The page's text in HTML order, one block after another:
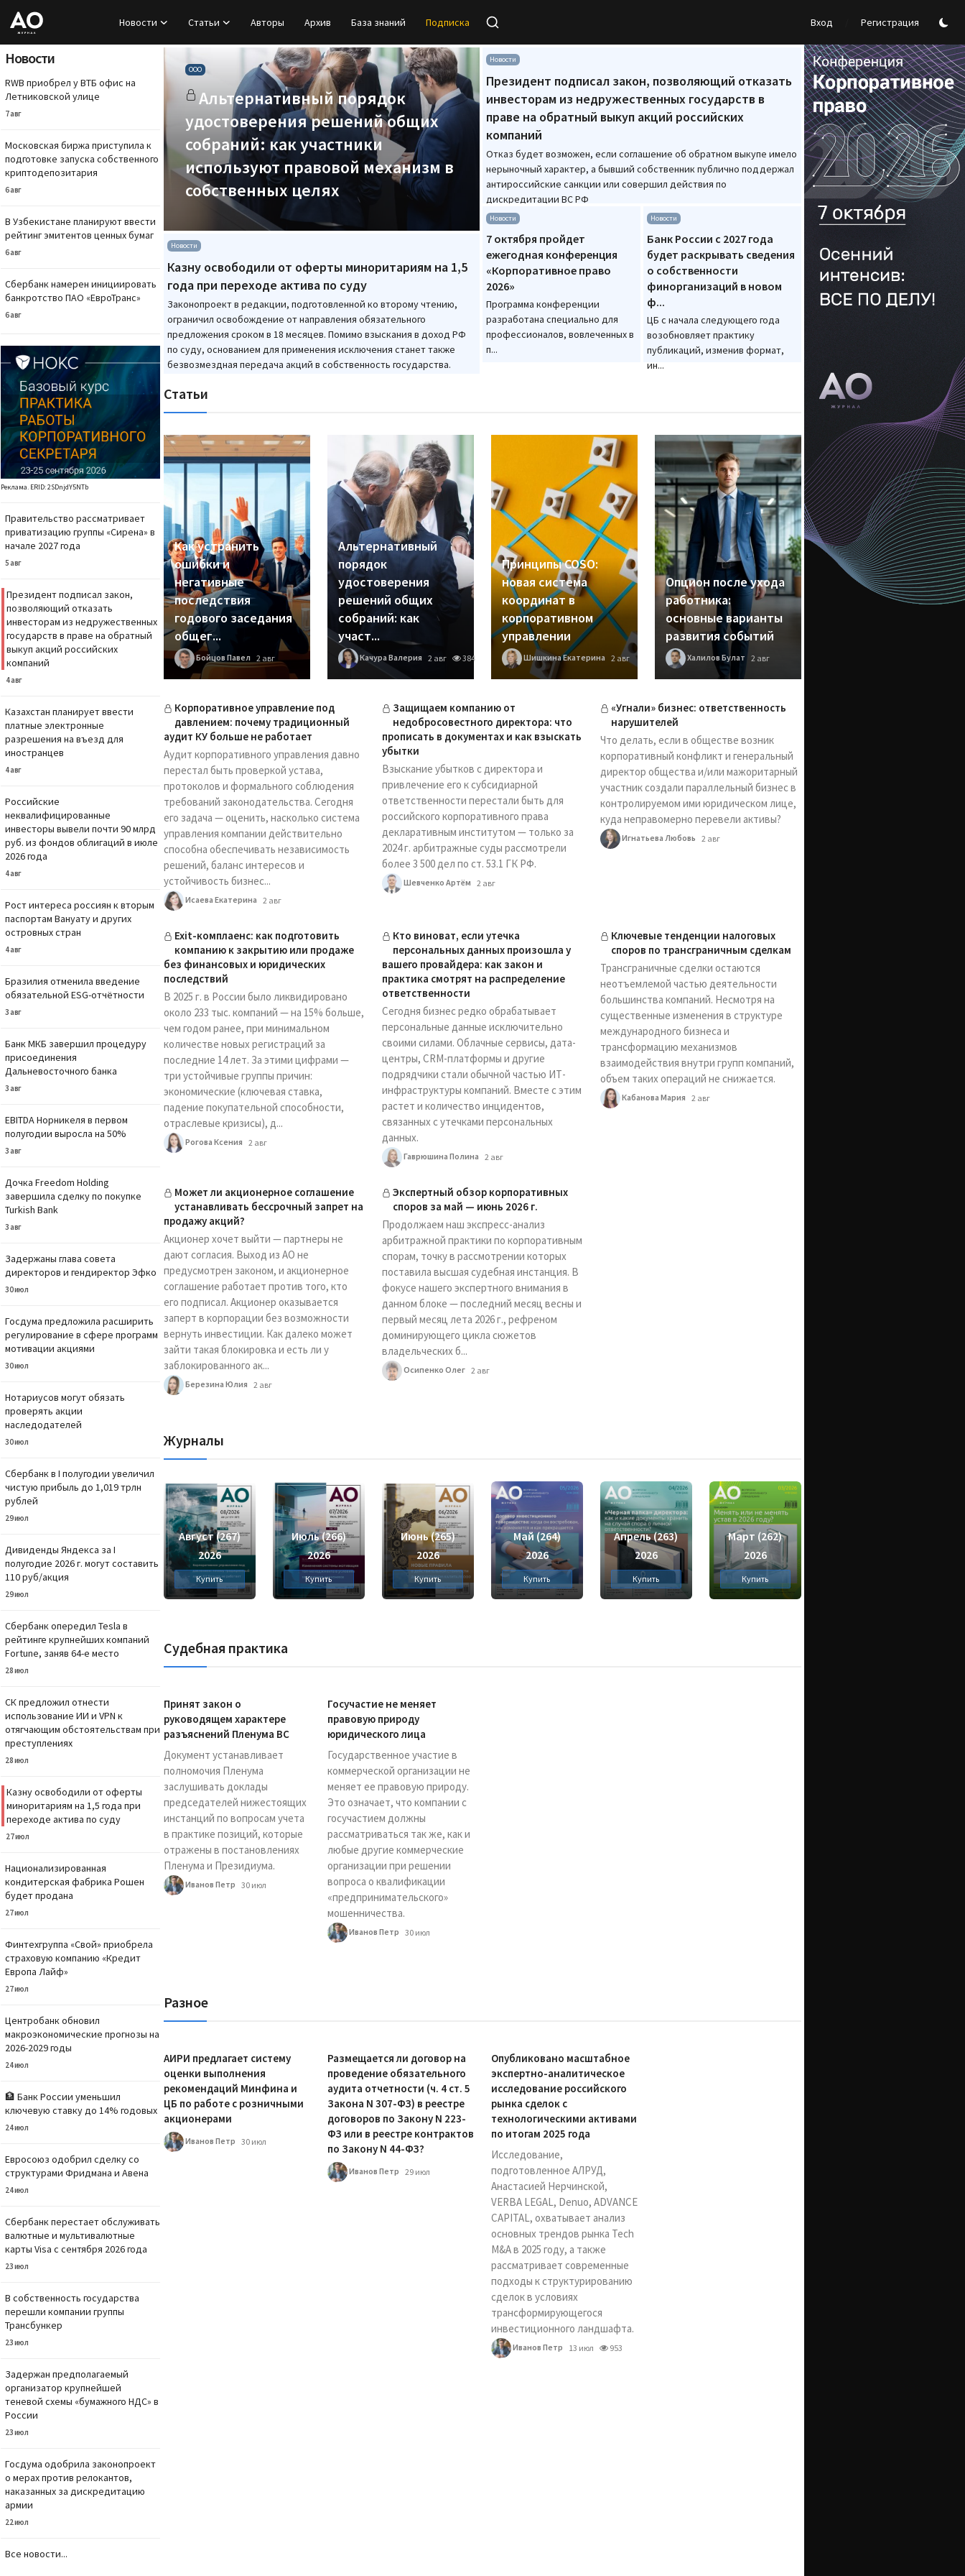
Новости Статьи Авторы Архив База знаний Подписка Вход Регистрация
Вход
Регистрация
Статьи
Архив
База знаний
Подписка
Журнал «Акционерное общество»/ Журнал АО
Новости
RWB приобрел у ВТБ офис на
Летниковской улице
7 авг
Московская биржа приступила к
подготовке запуска собственного
криптодепозитария
6 авг
В Узбекистане планируют ввести
рейтинг эмитентов ценных бумаг
6 авг
Сбербанк намерен инициировать
банкротство ПАО «ЕвроТранс»
6 авг
Реклама. ERID: 2SDnjdY5NTb
Правительство рассматривает
приватизацию группы «Сирена» в
начале 2027 года
5 авг
Президент подписал закон,
позволяющий отказать
инвесторам из недружественных
государств в праве на обратный
выкуп акций российских
компаний
4 авг
Казахстан планирует ввести
платные электронные
разрешения на въезд для
иностранцев
4 авг
Российские
неквалифицированные
инвесторы вывели почти 90 млрд
руб. из фондов облигаций в июле
2026 года
4 авг
Рост интереса россиян к вторым
паспортам Вануату и других
островных стран
4 авг
Бразилия отменила введение
обязательной ESG-отчётности
3 авг
Банк МКБ завершил процедуру
присоединения
Дальневосточного банка
3 авг
EBITDA Норникеля в первом
полугодии выросла на 50%
3 авг
Дочка Freedom Holding
завершила сделку по покупке
Turkish Bank
3 авг
Задержаны глава совета
директоров и гендиректор Эфко
30 июл
Госдума предложила расширить
регулирование в сфере программ
мотивации акциями
30 июл
Нотариусов могут обязать
проверять акции
наследодателей
30 июл
Сбербанк в I полугодии увеличил
чистую прибыль до 1,019 трлн
рублей
29 июл
Дивиденды Яндекса за I
полугодие 2026 г. могут составить
110 руб/акция
29 июл
Сбербанк опередил Tesla в
рейтинге крупнейших компаний
Fortune, заняв 64-е место
28 июл
СК предложил отнести
использование ИИ и VPN к
отягчающим обстоятельствам при
преступлениях
28 июл
Казну освободили от оферты
миноритариям на 1,5 года при
переходе актива по суду
27 июл
Национализированная
кондитерская фабрика Рошен
будет продана
27 июл
Финтехгруппа «Свой» приобрела
страховую компанию «Кредит
Европа Лайф»
27 июл
Центробанк обновил
макроэкономические прогнозы на
2026-2029 годы
24 июл
🏦 Банк России уменьшил
ключевую ставку до 14% годовых
24 июл
Евросоюз одобрил сделку со
структурами Фридмана и Авена
24 июл
Сбербанк перестает обслуживать
валютные и мультивалютные
карты Visa с сентября 2026 года
23 июл
В собственность государства
перешли компании группы
Трансбункер
23 июл
Задержан предполагаемый
организатор крупнейшей
теневой схемы «бумажного НДС» в
России
23 июл
Госдума одобрила законопроект
о мерах против релокантов,
наказанных за дискредитацию
армии
22 июл
Все новости...
ООО
Альтернативный порядок
удостоверения решений общих
собраний: как участники
используют правовой механизм в
собственных целях
Новости
Казну освободили от оферты миноритариям на 1,5
года при переходе актива по суду
Законопроект в редакции, подготовленной ко второму чтению,
ограничил освобождение от направления обязательного
предложения сроком в 18 месяцев. Помимо взыскания в доход РФ
по суду, основанием для применения исключения станет также
безвозмездная передача акций в собственность государства.
Новости
Президент подписал закон, позволяющий отказать
инвесторам из недружественных государств в
праве на обратный выкуп акций российских
компаний
Отказ будет возможен, если соглашение об обратном выкупе имело
нерыночный характер, а бывший собственник публично поддержал
антироссийские санкции или совершил действия по
дискредитации ВС РФ
Новости
7 октября пройдет
ежегодная конференция
«Корпоративное право
2026»
Программа конференции
разработана специально для
профессионалов, вовлеченных в
п...
Новости
Банк России с 2027 года
будет раскрывать сведения
о собственности
финорганизаций в новом
ф...
ЦБ с начала следующего года
возобновляет практику
публикаций, изменив формат,
ин...
Статьи
Как устранить
ошибки и
негативные
последствия
годового заседания
общег...
Бойцов Павел 2 авг
Альтернативный
порядок
удостоверения
решений общих
собраний: как
участ...
Качура Валерия 2 авг 384
Принципы COSO:
новая система
координат в
корпоративном
управлении
Шишкина Екатерина 2 авг
Опцион после ухода
работника:
основные варианты
развития событий
Халилов Булат 2 авг
Корпоративное управление под
давлением: почему традиционный
аудит КУ больше не работает
Аудит корпоративного управления давно
перестал быть проверкой устава,
протоколов и формального соблюдения
требований законодательства. Сегодня
его задача — оценить, насколько система
управления компании действительно
способна обеспечивать независимость
решений, баланс интересов и
устойчивость бизнес...
Исаева Екатерина 2 авг
Защищаем компанию от
недобросовестного директора: что
прописать в документах и как взыскать
убытки
Взыскание убытков с директора и
привлечение его к субсидиарной
ответственности перестали быть для
российского корпоративного права
декларативным институтом — только за
2024 г. арбитражные суды рассмотрели
более 3 500 дел по ст. 53.1 ГК РФ.
Шевченко Артём 2 авг
«Угнали» бизнес: ответственность
нарушителей
Что делать, если в обществе возник
корпоративный конфликт и генеральный
директор общества и/или мажоритарный
участник создали параллельный бизнес в
контролируемом ими юридическом лице,
куда неправомерно перевели активы?
Игнатьева Любовь 2 авг
Exit-комплаенс: как подготовить
компанию к закрытию или продаже
без финансовых и юридических
последствий
В 2025 г. в России было ликвидировано
около 233 тыс. компаний — на 15% больше,
чем годом ранее, при минимальном
количестве новых регистраций за
последние 14 лет. За этими цифрами —
три устойчивые группы причин:
экономические (ключевая ставка,
падение покупательной способности,
отраслевые кризисы), д...
Рогова Ксения 2 авг
Кто виноват, если утечка
персональных данных произошла у
вашего провайдера: как закон и
практика смотрят на распределение
ответственности
Сегодня бизнес редко обрабатывает
персональные данные исключительно
своими силами. Облачные сервисы, дата-
центры, CRM-платформы и другие
подрядчики стали обычной частью ИТ-
инфраструктуры компаний. Вместе с этим
растет и количество инцидентов,
связанных с утечками персональных
данных.
Гаврюшина Полина 2 авг
Ключевые тенденции налоговых
споров по трансграничным сделкам
Трансграничные сделки остаются
неотъемлемой частью деятельности
большинства компаний. Несмотря на
существенные изменения в структуре
международного бизнеса и
трансформацию механизмов
взаимодействия внутри групп компаний,
объем таких операций не снижается.
Кабанова Мария 2 авг
Может ли акционерное соглашение
устанавливать бессрочный запрет на
продажу акций?
Акционер хочет выйти — партнеры не
дают согласия. Выход из АО не
предусмотрен законом, и акционерное
соглашение работает против того, кто
его подписал. Акционер оказывается
заперт в корпорации без возможности
вернуть инвестиции. Как далеко может
зайти такая блокировка и есть ли у
заблокированного ак...
Березина Юлия 2 авг
Экспертный обзор корпоративных
споров за май — июнь 2026 г.
Продолжаем наш экспресс-анализ
арбитражной практики по корпоративным
спорам, точку в рассмотрении которых
поставила высшая судебная инстанция. В
фокусе нашего экспертного внимания в
данном блоке — последний месяц весны и
первый месяц лета 2026 г., рефреном
доминирующего цикла сюжетов
владельческих б...
Осипенко Олег 2 авг
Журналы
Август (267)
2026
Купить
Июль (266)
2026
Купить
Июнь (265)
2026
Купить
Май (264)
2026
Купить
Апрель (263)
2026
Купить
Март (262)
2026
Купить
Судебная практика
Принят закон о
руководящем характере
разъяснений Пленума ВС
Документ устанавливает
полномочия Пленума
заслушивать доклады
председателей нижестоящих
инстанций по вопросам учета
в практике позиций, которые
отражены в постановлениях
Пленума и Президиума.
Иванов Петр 30 июл
Госучастие не меняет
правовую природу
юридического лица
Государственное участие в
коммерческой организации не
меняет ее правовую природу.
Это означает, что компании с
госучастием должны
рассматриваться так же, как и
любые другие коммерческие
организации при решении
вопроса о квалификации
«предпринимательского»
мошенничества.
Иванов Петр 30 июл
Разное
АИРИ предлагает систему
оценки выполнения
рекомендаций Минфина и
ЦБ по работе с розничными
акционерами
Иванов Петр 30 июл
Размещается ли договор на
проведение обязательного
аудита отчетности (ч. 4 ст. 5
Закона N 307-ФЗ) в реестре
договоров по Закону N 223-
ФЗ или в реестре контрактов
по Закону N 44-ФЗ?
Иванов Петр 29 июл
Опубликовано масштабное
экспертно-аналитическое
исследование российского
рынка сделок с
технологическими активами
по итогам 2025 года
Исследование,
подготовленное АЛРУД,
Анастасией Нерчинской,
VERBA LEGAL, Denuo, ADVANCE
CAPITAL, охватывает анализ
основных трендов рынка Tech
M&A в 2025 году, а также
рассматривает современные
подходы к структурированию
сделок в условиях
трансформирующегося
инвестиционного ландшафта.
Иванов Петр 13 июл 953